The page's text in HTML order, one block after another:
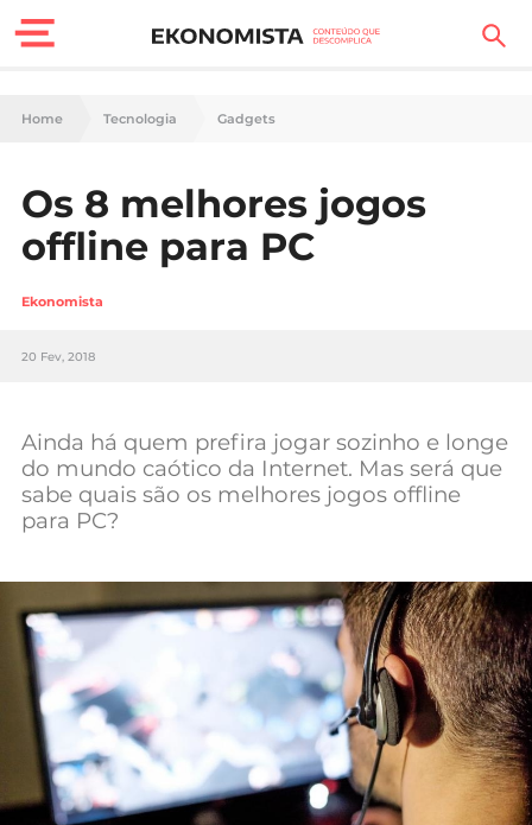
Finanças Pessoais
Carreira
Tecnologia
Negócios
Home Tecnologia Gadgets
Os 8 melhores jogos
offline para PC
Ekonomista
20 Fev, 2018
Ainda há quem prefira jogar sozinho e longe
do mundo caótico da Internet. Mas será que
sabe quais são os melhores jogos offline
para PC?